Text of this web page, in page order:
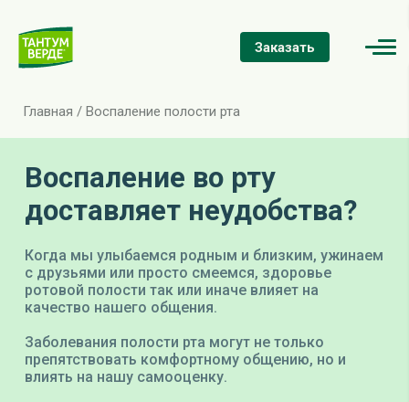
Заказать
Главная / Воспаление полости рта
Воспаление во рту
доставляет неудобства?
Когда мы улыбаемся родным и близким, ужинаем
с друзьями или просто смеемся, здоровье
ротовой полости так или иначе влияет на
качество нашего общения.
Заболевания полости рта могут не только
препятствовать комфортному общению, но и
влиять на нашу самооценку.